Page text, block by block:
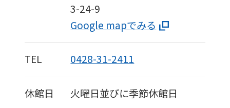
3-24-9
Google mapでみる
TEL 0428-31-2411
休館日 火曜日並びに季節休館日